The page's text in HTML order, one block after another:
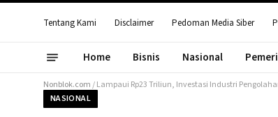
Tentang Kami Disclaimer Pedoman Media Siber
Home Bisnis Nasional
Nonblok.com/Lampaui Rp23 Triliun, Investasi Industri
NASIONAL